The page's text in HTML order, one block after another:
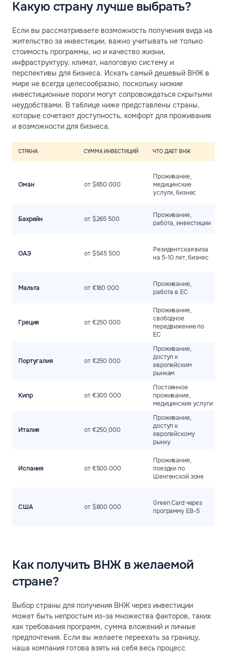
Какую страну лучше выбрать?
Если вы рассматриваете возможность получения вида на
жительство за инвестиции, важно учитывать не только
стоимость программы, но и качество жизни,
инфраструктуру, климат, налоговую систему и
перспективы для бизнеса. Искать самый дешевый ВНЖ в
мире не всегда целесообразно, поскольку низкие
инвестиционные пороги могут сопровождаться скрытыми
неудобствами. В таблице ниже представлены страны,
которые сочетают доступность, комфорт для проживания
и возможности для бизнеса.
СТРАНА СУММА ИНВЕСТИЦИЙ ЧТО ДАЕТ ВНЖ
Оман от $650 000
Проживание,
медицинские
услуги, бизнес
Бахрейн от $265 500
Проживание,
работа, инвестиции
ОАЭ от $545 500
Резидентская виза
на 5-10 лет, бизнес
Мальта от €180 000
Проживание,
работа в ЕС
Греция от €250 000
Проживание,
свободное
передвижение по
ЕС
Португалия от €250 000
Проживание,
доступ к
европейским
рынкам
Кипр от €300 000
Постоянное
проживание,
медицинские услуги
Италия от €250,000
Проживание,
доступ к
европейскому
рынку
Испания от €500 000
Проживание,
поездки по
Шенгенской зоне
США от $800 000
Green Card через
программу EB-5
Как получить ВНЖ в желаемой
стране?
Выбор страны для получения ВНЖ через инвестиции
может быть непростым из-за множества факторов, таких
как требования программ, сумма вложений и личные
предпочтения. Если вы желаете переехать за границу,
наша компания готова взять на себя весь процесс